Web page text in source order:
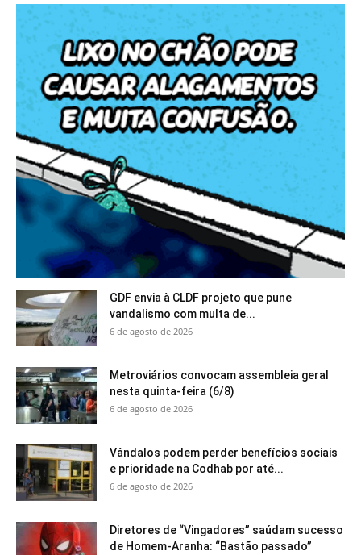
GDF envia à CLDF projeto que pune
vandalismo com multa de...
6 de agosto de 2026
Metroviários convocam assembleia geral
nesta quinta-feira (6/8)
6 de agosto de 2026
Vândalos podem perder benefícios sociais
e prioridade na Codhab por até...
6 de agosto de 2026
Diretores de “Vingadores” saúdam sucesso
de Homem-Aranha: “Bastão passado”